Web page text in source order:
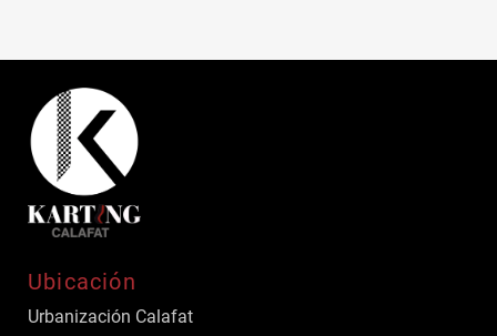
Ubicación
Urbanización Calafat